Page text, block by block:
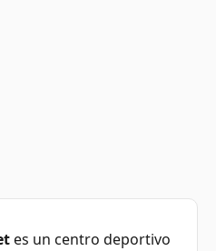
es un centro deportivo